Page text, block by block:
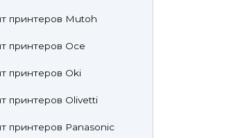
принтеров Mutoh
принтеров Oce
принтеров Oki
принтеров Olivetti
принтеров Panasonic